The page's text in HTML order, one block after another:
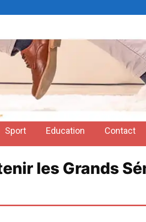
Sport Education Contact
les Grands